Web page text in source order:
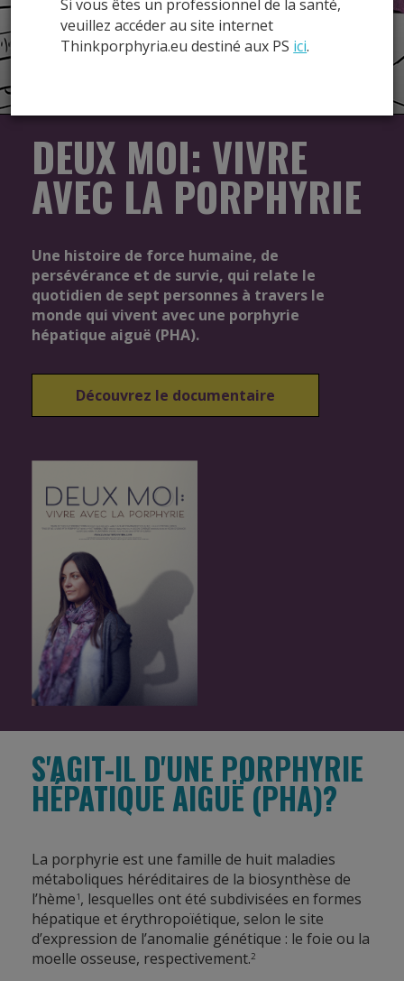
Levez le voile sur la maladie >
DEUX MOI: VIVRE
AVEC LA PORPHYRIE
Une histoire de force humaine, de
persévérance et de survie, qui relate le
quotidien de sept personnes à travers le
monde qui vivent avec une porphyrie
hépatique aiguë (PHA).
Découvrez le documentaire
S'AGIT-IL D'UNE PORPHYRIE
HÉPATIQUE AIGUË (PHA)?
La porphyrie est une famille de huit maladies
métaboliques héréditaires de la biosynthèse de
l’hème1, lesquelles ont été subdivisées en formes
hépatique et érythropoïétique, selon le site
d’expression de l’anomalie génétique : le foie ou la
moelle osseuse, respectivement.2
Si vous êtes un professionnel de la santé,
veuillez accéder au site internet
Thinkporphyria.eu destiné aux PS ici.